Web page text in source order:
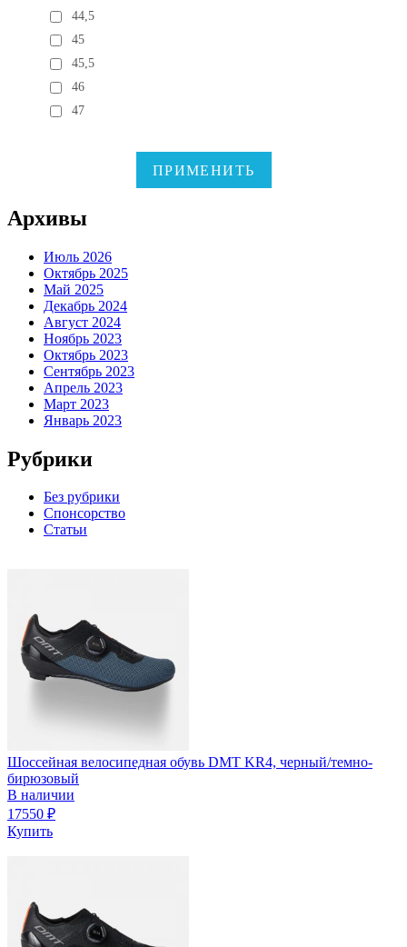
44,5
45
45,5
46
47
ПРИМЕНИТЬ
Архивы
Июль 2026
Октябрь 2025
Май 2025
Декабрь 2024
Август 2024
Ноябрь 2023
Октябрь 2023
Сентябрь 2023
Апрель 2023
Март 2023
Январь 2023
Рубрики
Без рубрики
Спонсорство
Статьи
Шоссейная велосипедная обувь DMT KR4, черный/темно-
бирюзовый
В наличии
17550 ₽
Купить